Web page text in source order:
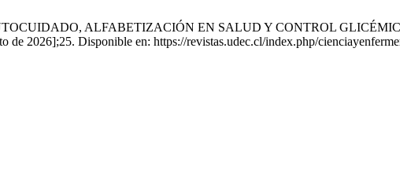
ALFABETIZACIÓN EN SALUD Y CONTROL
de 2026];25. Disponible en: https://revistas.udec.cl/index.php/